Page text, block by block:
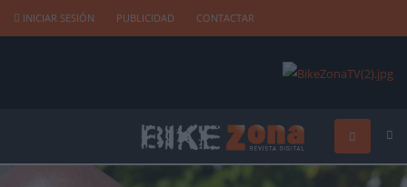
INICIAR SESIÓN PUBLICIDAD CONTACTAR